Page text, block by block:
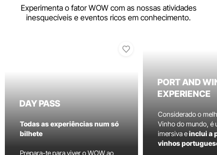
Experimenta o fator WOW com as nossas atividades
inesquecíveis e eventos ricos em conhecimento.
DAY PASS
Todas as experiências num só
bilhete
Prepara-te para viver o WOW ao
PORT AND
EXPERIENCE
Considerado o
Vinho do mundo, é
imersiva einclui a
vinhos